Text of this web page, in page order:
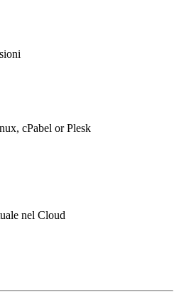
cPabel or Plesk
nel Cloud